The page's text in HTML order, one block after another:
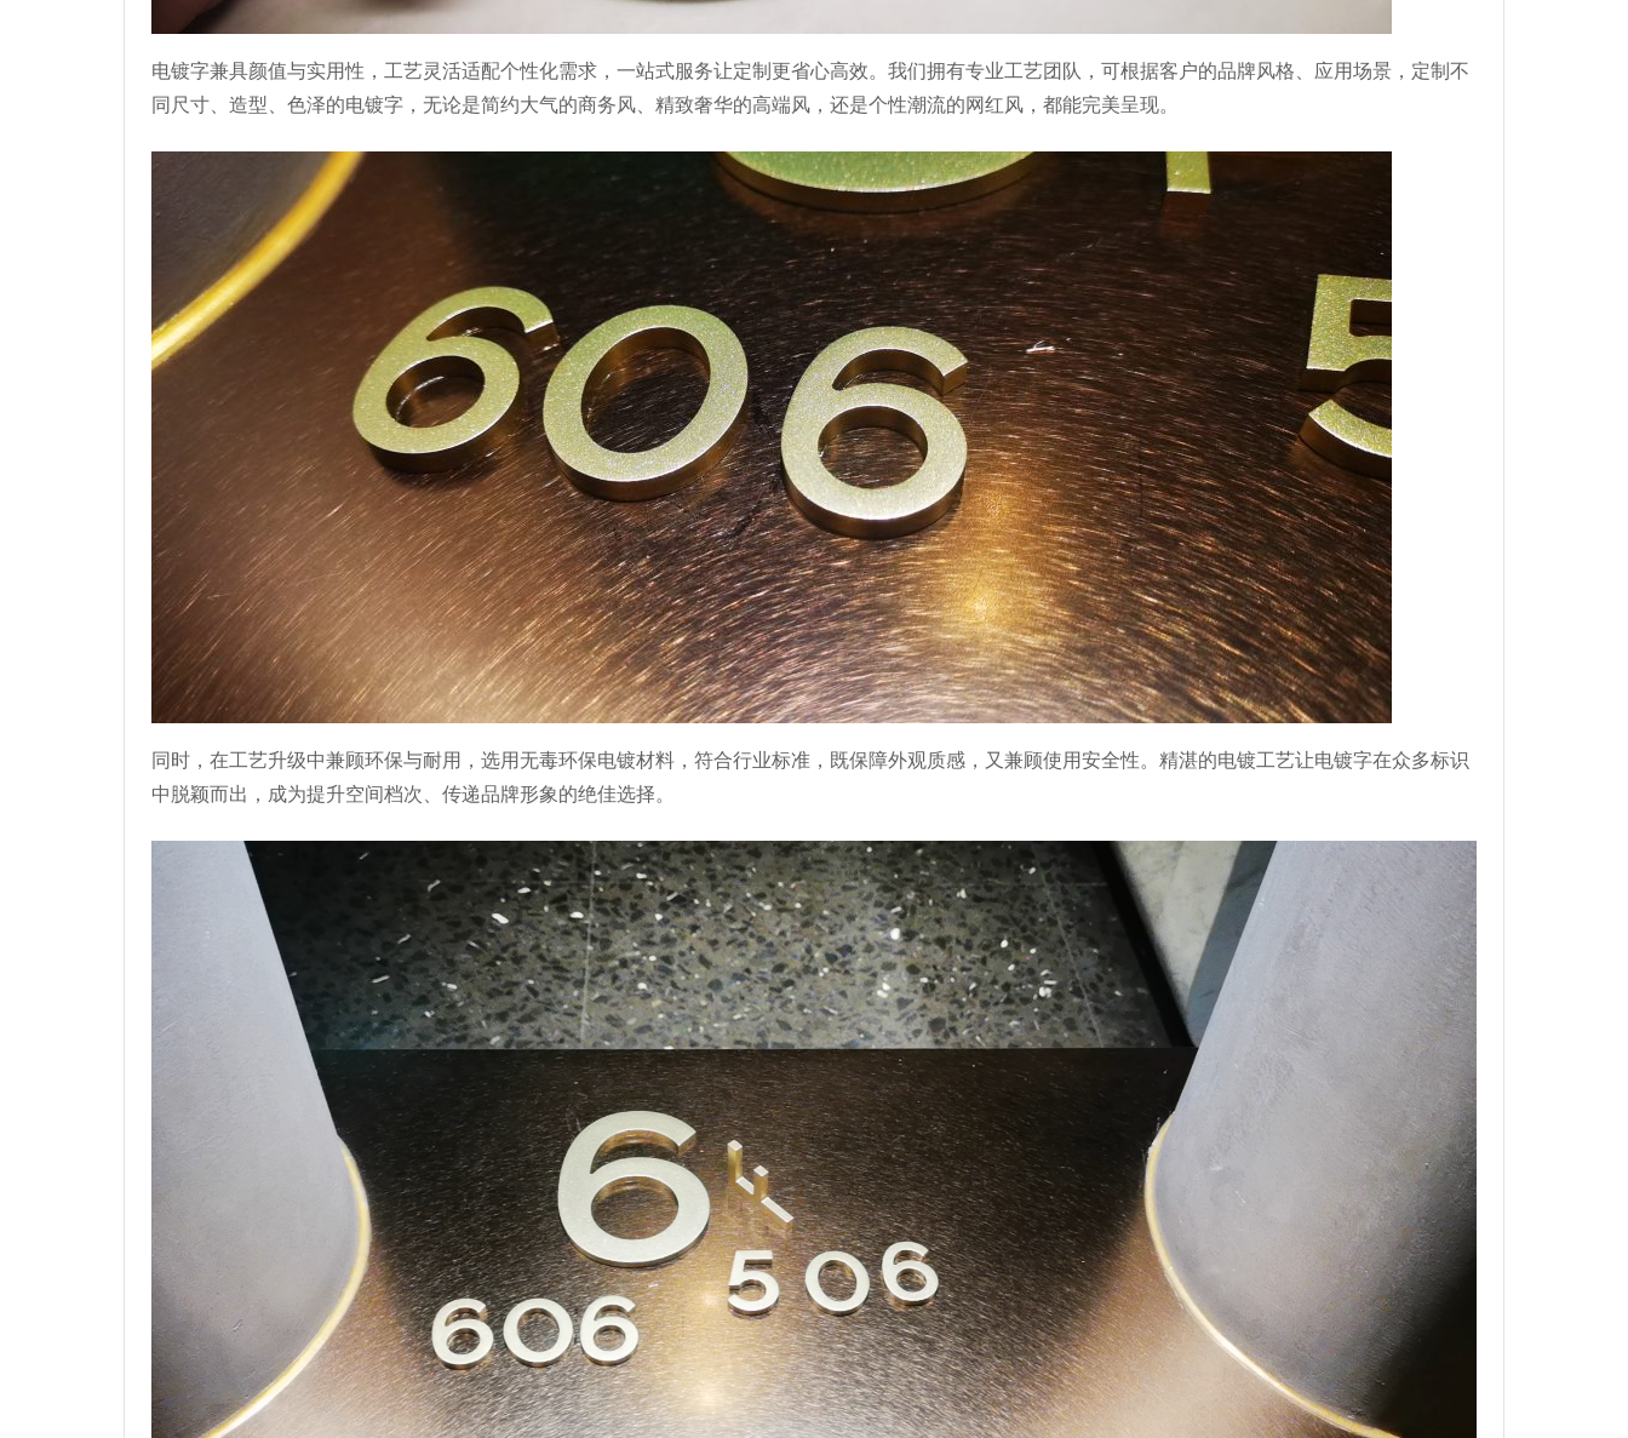
电镀字兼具颜值与实用性，工艺灵活适配个性化需求，一站式服务让定制更省心高效。我们拥有专业工艺团队，可根据客户的品牌风格、应用场景，定制不
同尺寸、造型、色泽的电镀字，无论是简约大气的商务风、精致奢华的高端风，还是个性潮流的网红风，都能完美呈现。
同时，在工艺升级中兼顾环保与耐用，选用无毒环保电镀材料，符合行业标准，既保障外观质感，又兼顾使用安全性。精湛的电镀工艺让电镀字在众多标识
中脱颖而出，成为提升空间档次、传递品牌形象的绝佳选择。